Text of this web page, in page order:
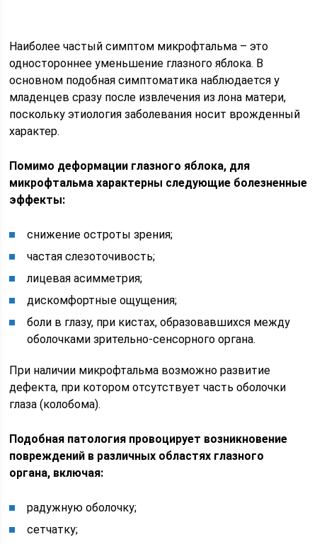
Наиболее частый симптом микрофтальма – это
одностороннее уменьшение глазного яблока. В
основном подобная симптоматика наблюдается у
младенцев сразу после извлечения из лона матери,
поскольку этиология заболевания носит врожденный
характер.
Помимо деформации глазного яблока, для
микрофтальма характерны следующие болезненные
эффекты:
снижение остроты зрения;
частая слезоточивость;
лицевая асимметрия;
дискомфортные ощущения;
боли в глазу, при кистах, образовавшихся между
оболочками зрительно-сенсорного органа.
При наличии микрофтальма возможно развитие
дефекта, при котором отсутствует часть оболочки
глаза (колобома).
Подобная патология провоцирует возникновение
повреждений в различных областях глазного
органа, включая:
радужную оболочку;
сетчатку;